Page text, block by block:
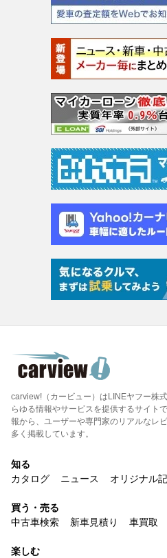
carview!（カービュー）はLINEヤフー株
らゆる情報やサービスを提供するサイト
報から、ユーザーや専門家のリアルなレ
多く掲載しています。
知る
カタログ
ニュース オリジナル
買う・売る
中古車検索
新車見積り 車買取
楽しむ